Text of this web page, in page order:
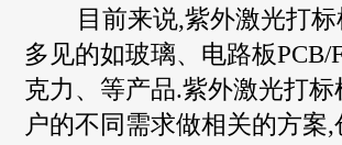
目前来说,紫外激光打标
多见的如玻璃、电路板
克力、等产品.紫外激光打
户的不同需求做相关的方案